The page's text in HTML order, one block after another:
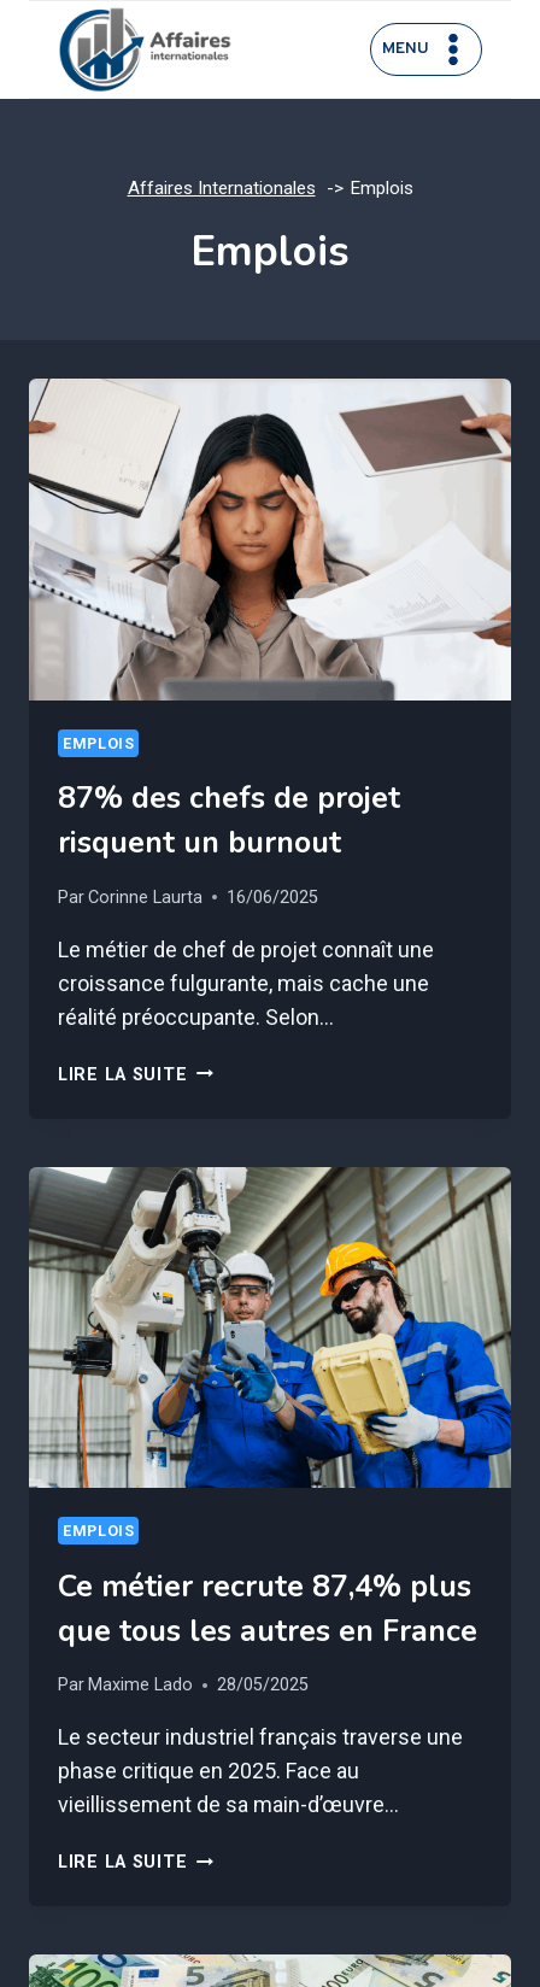
contenu
MENU
Affaires Internationales Emplois
Emplois
EMPLOIS
87% des chefs de projet
risquent un burnout
ParCorinne Laurta 16/06/2025
Le métier de chef de projet connaît une
croissance fulgurante, mais cache une
réalité préoccupante. Selon…
LIRE LA SUITE 87%
PROJET
RISQUENT
UN
BURNOUT
EMPLOIS
Ce métier recrute 87,4% plus
que tous les autres en France
Par Maxime Lado 28/05/2025
Le secteur industriel français traverse une
phase critique en 2025. Face au
vieillissement de sa main-d’œuvre…
LIRE LA SUITE CE
PLUS